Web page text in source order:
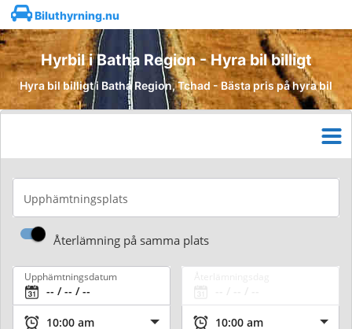
Biluthyrning.nu
Hyrbil i Batha Region - Hyra bil billigt
Hyra bil billigt i Batha Region, Tchad - Bästa pris på hyra bil
Upphämtningsplats
Återlämning på samma plats
Upphämtningsdatum